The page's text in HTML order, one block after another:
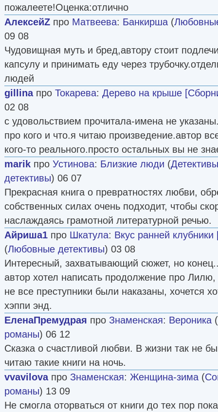
пожалеете!Оценка:отлично
АлексейZ про Матвеева: Банкирша (
09 08
Чудовищная муть и бред,автору стоит
капсулу и принимать еду через
людей
gillinaпро Токарева: Дерево на крыше
02 08
с удовольствием прочитала-имена не
про кого и что.я читаю произведение.автор
кого-то реального.просто остальных вы не
marik про Устинова: Близкие люди (
детективы) 06 07
Прекрасная книга о превратностях любви,
собственных силах очень подходит, чтобы
наслаждаясь грамотной литературной речью.
Айриша1 про Шкатула: Вкус ранней
(Любовные детективы) 03 08
Интересный, захватывающий сюжет, но конец..
автор хотел написать продолжение про
не все преступники были наказаны, хочется
хэппи энд.
ЕленаПремудрая про Знаменская: Вероника (
романы) 06 12
Сказка о счастливой любви. В жизни так не
читаю такие книги на ночь.
vvavilovaпро Знаменская: Женщина-зима (
романы) 13 09
Не смогла оторваться от книги до тех пор